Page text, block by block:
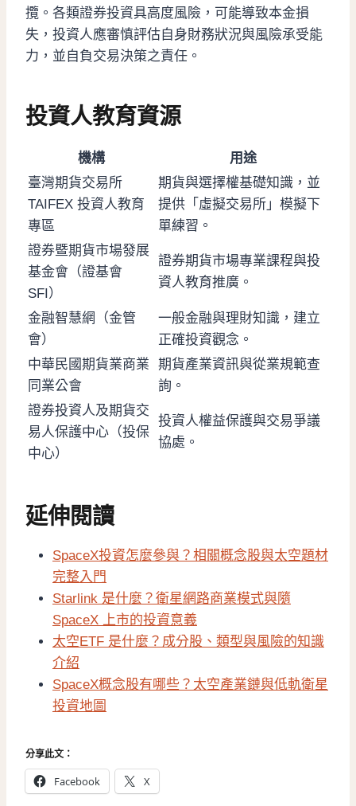
攬。各類證券投資具高度風險，可能導致本金損
失，投資人應審慎評估自身財務狀況與風險承受能
力，並自負交易決策之責任。
投資人教育資源
機構
用途
臺灣期貨交易所
TAIFEX 投資人教育
專區
期貨與選擇權基礎知識，並
提供「虛擬交易所」模擬下
單練習。
證券暨期貨市場發展
基金會（證基會
SFI）
證券期貨市場專業課程與投
資人教育推廣。
金融智慧網（金管
會）
一般金融與理財知識，建立
正確投資觀念。
中華民國期貨業商業
同業公會
期貨產業資訊與從業規範查
詢。
證券投資人及期貨交
易人保護中心（投保
中心）
投資人權益保護與交易爭議
協處。
延伸閱讀
SpaceX投資怎麼參與？相關概念股與太空題材
完整入門
Starlink 是什麼？衛星網路商業模式與隨
SpaceX 上市的投資意義
太空ETF 是什麼？成分股、類型與風險的知識
介紹
SpaceX概念股有哪些？太空產業鏈與低軌衛星
投資地圖
分享此文：
Facebook X